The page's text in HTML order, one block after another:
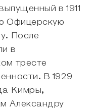
в 1911
Офицерскую
После
в
тресте
В 1929
Кимры,
Александру